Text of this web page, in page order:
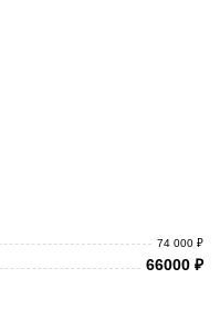
74 000 ₽
66000 ₽